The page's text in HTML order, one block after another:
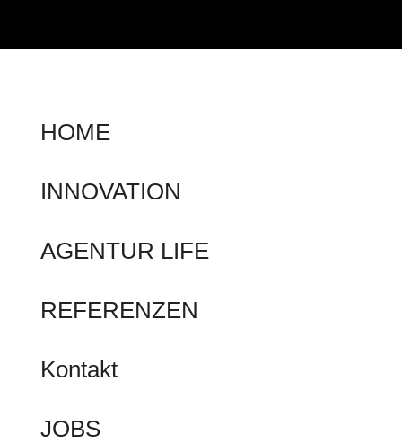
HOME
INNOVATION
AGENTUR LIFE
REFERENZEN
Kontakt
JOBS